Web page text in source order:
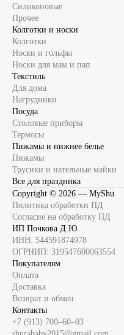
Силиконовые
Прочее
Колготки и носки
Колготки
Носки и гольфы
Носки для мам и пап
Текстиль
Для дома
Нагрудники
Посуда
Столовые приборы
Термосы
Пижамы и нижнее белье
Пижамы
Трусики и нательные майки
Все для праздника
Copyright © 2026 — MyShu
Политика обработки ПД
Согласие на обработку ПД
ИП Почкова Д.Ю.
ИНН: 544591874978
ОГРНИП: 319547600063554
Покупателям
Оплата
Доставка
Возврат и обмен
Контакты
+7 (913) 700‒60‒03